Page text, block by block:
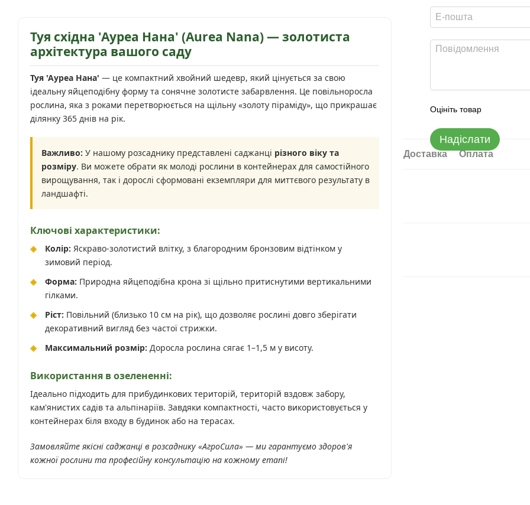
Туя східна 'Ауреа Нана' (Aurea Nana) — золотиста
архітектура вашого саду
Туя 'Ауреа Нана' — це компактний хвойний шедевр, який цінується за свою
ідеальну яйцеподібну форму та сонячне золотисте забарвлення. Це повільноросла
рослина, яка з роками перетворюється на щільну «золоту піраміду», що прикрашає
ділянку 365 днів на рік.
Важливо: У нашому розсаднику представлені саджанці різного віку та
розміру. Ви можете обрати як молоді рослини в контейнерах для самостійного
вирощування, так і дорослі сформовані екземпляри для миттєвого результату в
ландшафті.
Ключові характеристики:
Колір: Яскраво-золотистий влітку, з благородним бронзовим відтінком у
зимовий період.
Форма: Природна яйцеподібна крона зі щільно притиснутими вертикальними
гілками.
Ріст: Повільний (близько 10 см на рік), що дозволяє рослині довго зберігати
декоративний вигляд без частої стрижки.
Максимальний розмір: Доросла рослина сягає 1–1,5 м у висоту.
Використання в озелененні:
Ідеально підходить для прибудинкових територій, територій вздовж забору,
кам'янистих садів та альпінаріїв. Завдяки компактності, часто використовується у
контейнерах біля входу в будинок або на терасах.
Замовляйте якісні саджанці в розсаднику «АгроСила» — ми гарантуємо здоров'я
кожної рослини та професійну консультацію на кожному етапі!
Оцініть товар
Надіслати
Доставка Оплата